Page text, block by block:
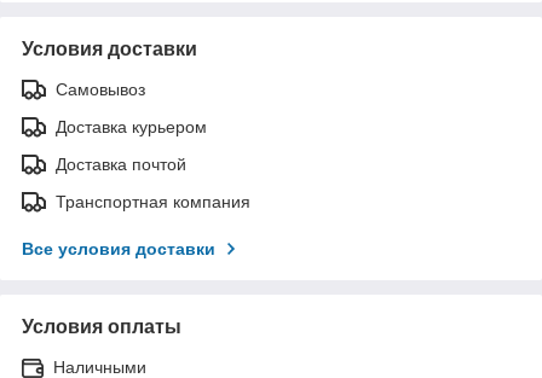
Условия доставки
Самовывоз
Доставка курьером
Доставка почтой
Транспортная компания
Все условия доставки
Условия оплаты
Наличными